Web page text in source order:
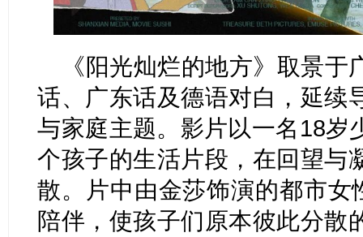
《阳光灿烂的地方》取景
话、广东话及德语对白，延续
与家庭主题。影片以一名18岁
个孩子的生活片段，在回望与
散。片中由金莎饰演的都市女
陪伴，使孩子们原本彼此分散